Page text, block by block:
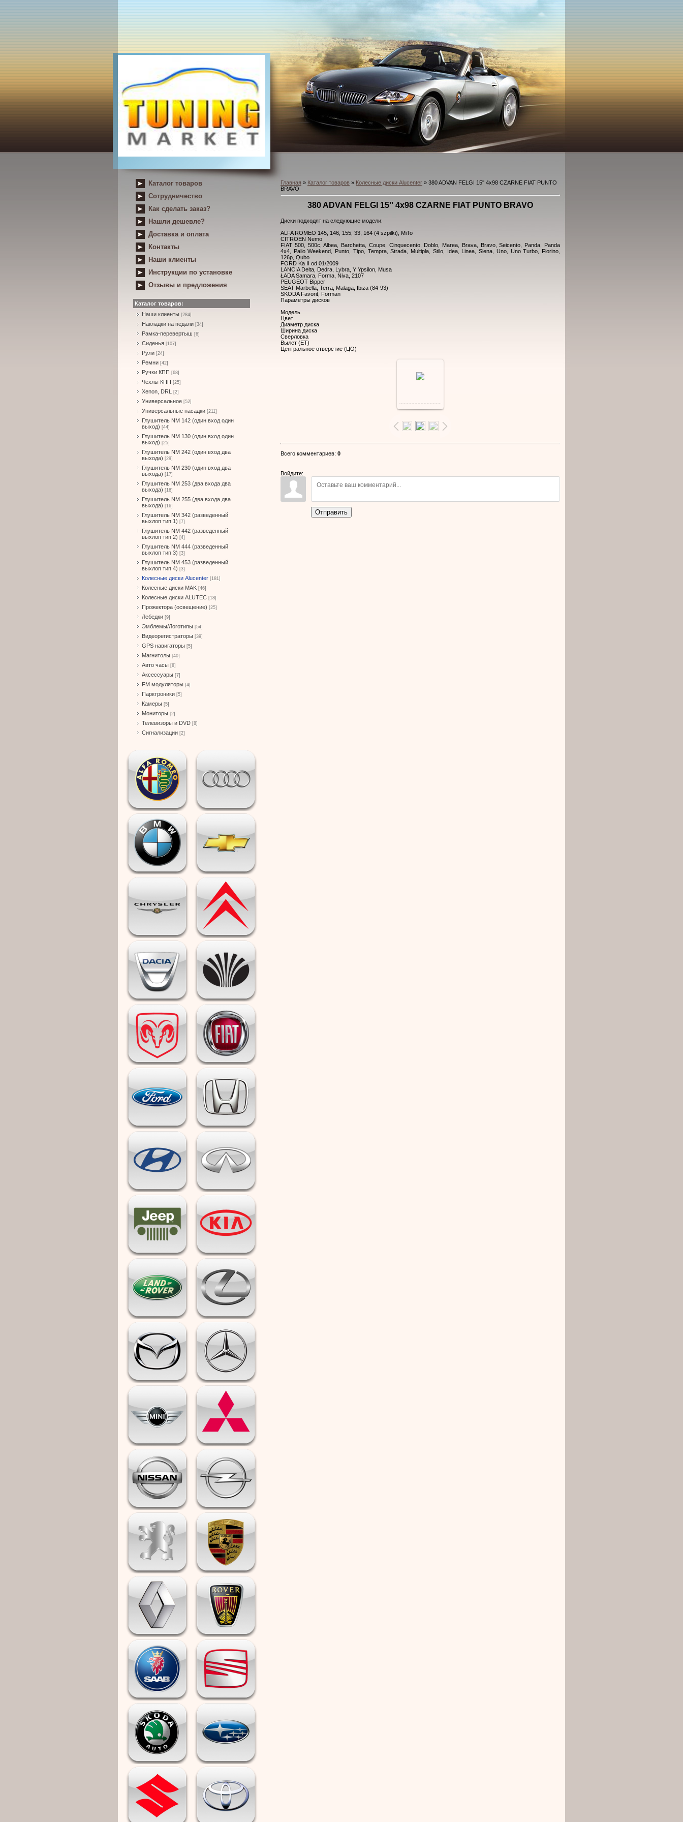
Каталог товаров
Сотрудничество
Как сделать заказ?
Нашли дешевле?
Доставка и оплата
Контакты
Наши клиенты
Инструкции по установке
Отзывы и предложения
Каталог товаров:
Наши клиенты [284]
Накладки на педали [34]
Рамка-перевертыш [6]
Сиденья [107]
Рули [24]
Ремни [42]
Ручки КПП [68]
Чехлы КПП [25]
Xenon, DRL [2]
Универсальное [52]
Универсальные насадки [211]
Глушитель NM 142 (один вход один
выход) [44]
Глушитель NM 130 (один вход один
выход) [25]
Глушитель NM 242 (один вход два
выхода) [29]
Глушитель NM 230 (один вход два
выхода) [17]
Глушитель NM 253 (два входа два
выхода) [16]
Глушитель NM 255 (два входа два
выхода) [16]
Глушитель NM 342 (разведенный
выхлоп тип 1) [7]
Глушитель NM 442 (разведенный
выхлоп тип 2) [4]
Глушитель NM 444 (разведенный
выхлоп тип 3) [3]
Глушитель NM 453 (разведенный
выхлоп тип 4) [3]
Колесные диски Alucenter [181]
Колесные диски MAK [46]
Колесные диски ALUTEC [18]
Прожектора (освещение) [25]
Лебедки [9]
Эмблемы/Логотипы [54]
Видеорегистраторы [39]
GPS навигаторы [5]
Магнитолы [40]
Авто часы [8]
Аксессуары [7]
FM модуляторы [4]
Парктроники [5]
Камеры [5]
Мониторы [2]
Телевизоры и DVD [8]
Сигнализации [2]
Главная » Каталог товаров » Колесные диски Alucenter » 380 ADVAN FELGI 15'' 4x98 CZARNE FIAT PUNTO
BRAVO
380 ADVAN FELGI 15'' 4x98 CZARNE FIAT PUNTO BRAVO
Диски подходят на следующие модели:
ALFA ROMEO 145, 146, 155, 33, 164 (4 szpilki), MiTo
CITROEN Nemo
FIAT 500, 500c, Albea, Barchetta, Coupe, Cinquecento, Doblo, Marea, Brava, Bravo, Seicento, Panda, Panda
4x4, Palio Weekend, Punto, Tipo, Tempra, Strada, Multipla, Stilo, Idea, Linea, Siena, Uno, Uno Turbo, Fiorino,
126p, Qubo
FORD Ka II od 01/2009
LANCIA Delta, Dedra, Lybra, Y Ypsilon, Musa
ŁADA Samara, Forma, Niva, 2107
PEUGEOT Bipper
SEAT Marbella, Terra, Malaga, Ibiza (84-93)
SKODA Favorit, Forman
Параметры дисков
Модель
Цвет
Диаметр диска
Ширина диска
Сверловка
Вылет (ЕТ)
Центральное отверстие (ЦО)
размере
Всего комментариев: 0
Войдите:
Отправить